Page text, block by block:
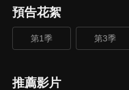
預告花絮
第1季 第3季
推薦影片